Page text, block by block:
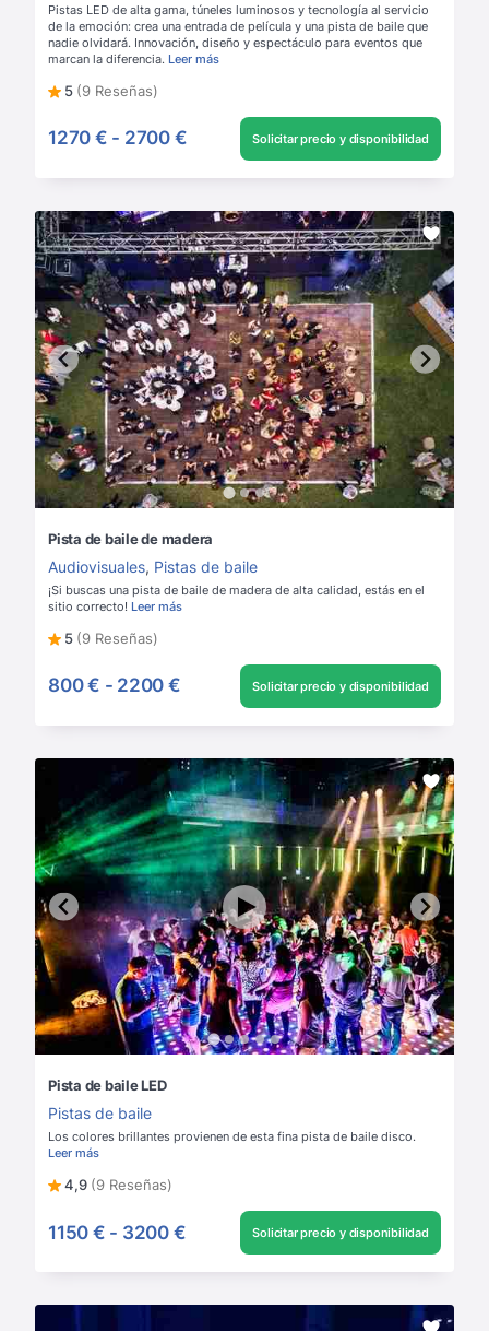
Pistas LED de alta gama, túneles luminosos y tecnología al servicio
de la emoción: crea una entrada de película y una pista de baile que
nadie olvidará. Innovación, diseño y espectáculo para eventos que
marcan la diferencia. Leer más
5 (9 Reseñas)
1270 € - 2700 € Solicitar precio y disponibilidad
Pista de baile de madera
Audiovisuales, Pistas de baile
¡Si buscas una pista de baile de madera de alta calidad, estás en el
sitio correcto! Leer más
5 (9 Reseñas)
800 € - 2200 € Solicitar precio y disponibilidad
Pista de baile LED
Pistas de baile
Los colores brillantes provienen de esta fina pista de baile disco.
Leer más
4,9 (9 Reseñas)
1150 € - 3200 € Solicitar precio y disponibilidad